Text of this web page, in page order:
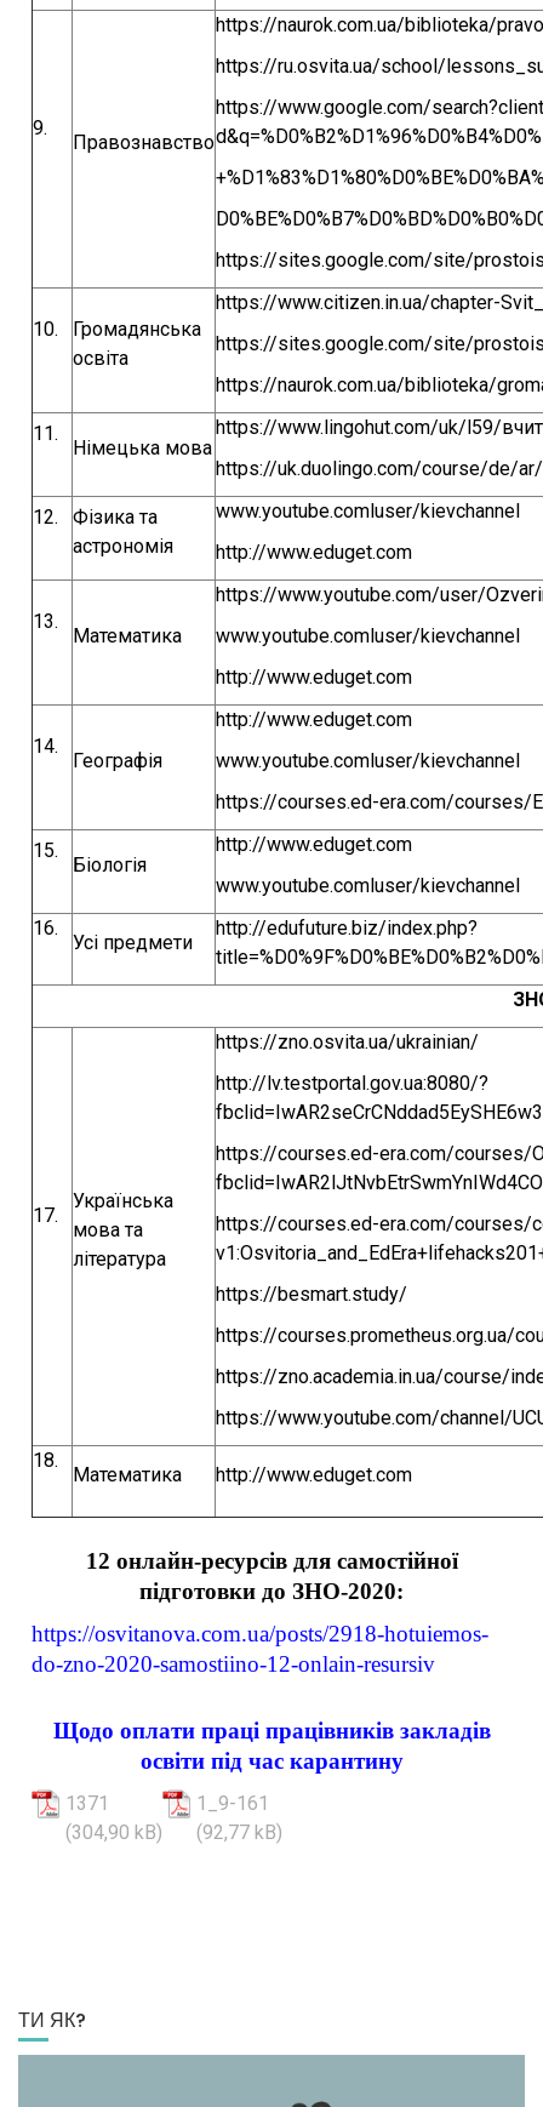
9.
Правознавство
https://naurok.com.ua/biblioteka/
https://ru.osvita.ua/school/
https://www.google.com/
https://sites.google.com/site/
10.
Громадянська
освіта
https://www.citizen.in.ua/chapter-
https://sites.google.com/site/
https://naurok.com.ua/biblioteka/
11.
Німецька мова
https://www.lingohut.com/uk/l59/
https://uk.duolingo.com/course/de/
12.
Фізика та
астрономія
www.youtube.comluser/kievchannel
http://www.eduget.com
13.
Математика
https://www.youtube.com/user/
www.youtube.comluser/kievchannel
http://www.eduget.com
14.
Географія
http://www.eduget.com
www.youtube.comluser/kievchannel
https://courses.ed-era.com/courses/
15.
Біологія
http://www.eduget.com
www.youtube.comluser/kievchannel
16.
Усі предмети
http://edufuture.biz/index.php?
17.
Українська
мова та
література
https://zno.osvita.ua/ukrainian/
http://lv.testportal.gov.ua:8080/?
https://courses.ed-era.com/courses/
https://courses.ed-era.com/courses/
https://besmart.study/
https://courses.prometheus.org.ua/
https://zno.academia.in.ua/course/
https://www.youtube.com/channel/
18.
Математика http://www.eduget.com
12 онлайн-ресурсів для самостійної
підготовки до ЗНО-2020:
https://osvitanova.com.ua/posts/2918-hotuiemos-
do-zno-2020-samostiino-12-onlain-resursiv
Щодо оплати праці працівників закладів
освіти під час карантину
1371 1_9-161
ТИ ЯК?